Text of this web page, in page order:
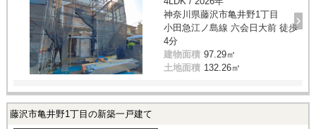
神奈川県藤沢市亀井野1丁目
小田急江ノ島線 六会日大前 徒歩
4分
建物面積 97.29㎡
土地面積 132.26㎡
藤沢市亀井野1丁目の新築一戸建て